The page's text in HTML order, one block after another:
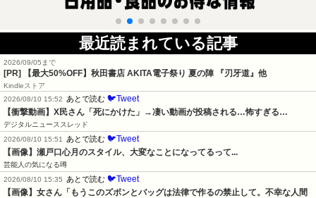
最近読まれている記事
2026/09/05まで
[PR] 【最大50%OFF】秋田書店 AKITA電子祭り 夏の陣 『刃牙道』他
Kindleストア
2026/08/10 15:52
あとで読む 🐦Tweet
【衝撃動画】X民さん「死にかけた」→凄い動画が投稿される…怖すぎる…
デジタルニューススレッド
2026/08/10 15:51
あとで読む 🐦Tweet
【画像】瀬戸口心月のスタイル、大変なことになってるって...
芸能人の気になる噂
2026/08/10 15:35
あとで読む 🐦Tweet
【画像】女さん「もうこのズボンとバッグは法律で作るの禁止して。不幸な人間